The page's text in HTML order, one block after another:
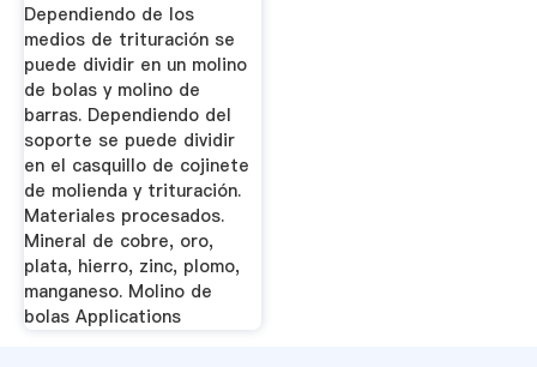
Dependiendo de los
medios de trituración se
puede dividir en un molino
de bolas y molino de
barras. Dependiendo del
soporte se puede dividir
en el casquillo de cojinete
de molienda y trituración.
Materiales procesados.
Mineral de cobre, oro,
plata, hierro, zinc, plomo,
manganeso. Molino de
bolas Applications